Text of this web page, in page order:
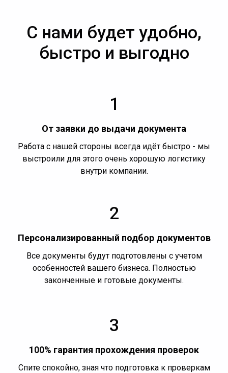
С нами будет удобно,
быстро и выгодно
1
От заявки до выдачи документа
Работа с нашей стороны всегда идёт быстро - мы
выстроили для этого очень хорошую логистику
внутри компании.
2
Персонализированный подбор документов
Все документы будут подготовлены с учетом
особенностей вашего бизнеса. Полностью
законченные и готовые документы.
3
100% гарантия прохождения проверок
Спите спокойно, зная что подготовка к проверкам